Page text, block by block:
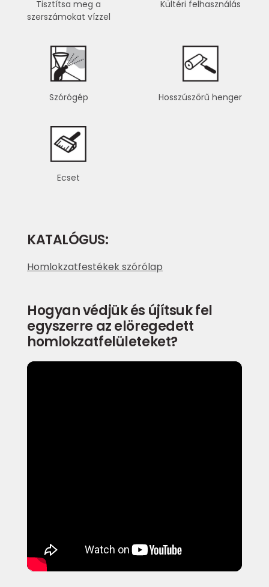
Tisztítsa meg a
szerszámokat vízzel
Kültéri felhasználás
Szórógép Hosszúszőrű henger
Ecset
KATALÓGUS:
Homlokzatfestékek szórólap
Hogyan védjük és újítsuk fel
egyszerre az elöregedett
homlokzatfelületeket?